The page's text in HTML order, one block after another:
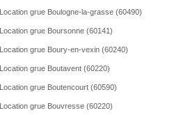
Location grue Boulogne-la-grasse (60490)
Location grue Boursonne (60141)
Location grue Boury-en-vexin (60240)
Location grue Boutavent (60220)
Location grue Boutencourt (60590)
Location grue Bouvresse (60220)